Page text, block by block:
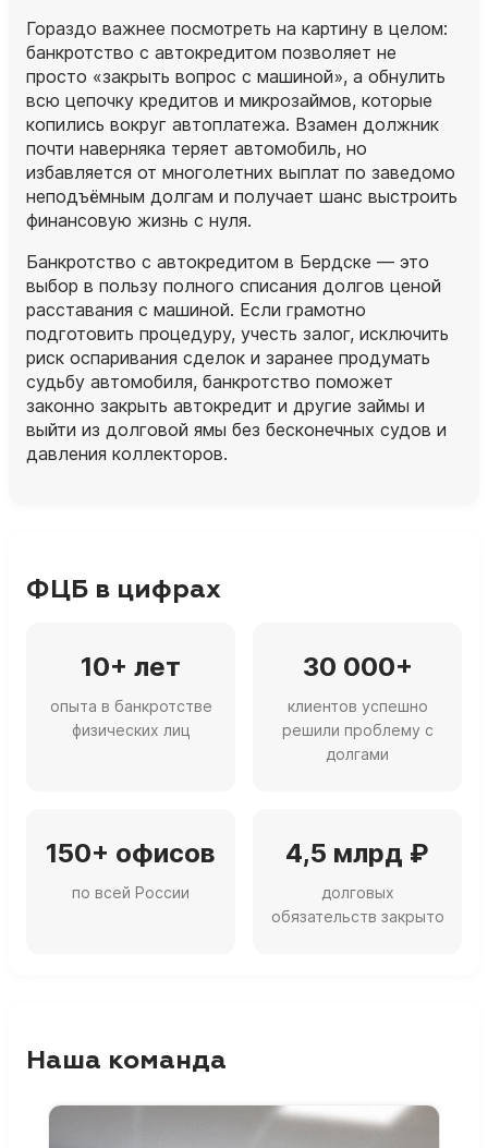
Гораздо важнее посмотреть на картину в целом:
банкротство с автокредитом позволяет не
просто «закрыть вопрос с машиной», а обнулить
всю цепочку кредитов и микрозаймов, которые
копились вокруг автоплатежа. Взамен должник
почти наверняка теряет автомобиль, но
избавляется от многолетних выплат по заведомо
неподъёмным долгам и получает шанс выстроить
финансовую жизнь с нуля.
Банкротство с автокредитом в Бердске — это
выбор в пользу полного списания долгов ценой
расставания с машиной. Если грамотно
подготовить процедуру, учесть залог, исключить
риск оспаривания сделок и заранее продумать
судьбу автомобиля, банкротство поможет
законно закрыть автокредит и другие займы и
выйти из долговой ямы без бесконечных судов и
давления коллекторов.
ФЦБ в цифрах
10+ лет
опыта в банкротстве
физических лиц
30 000+
клиентов успешно
решили проблему с
долгами
150+ офисов
по всей России
4,5 млрд ₽
долговых
обязательств закрыто
Наша команда